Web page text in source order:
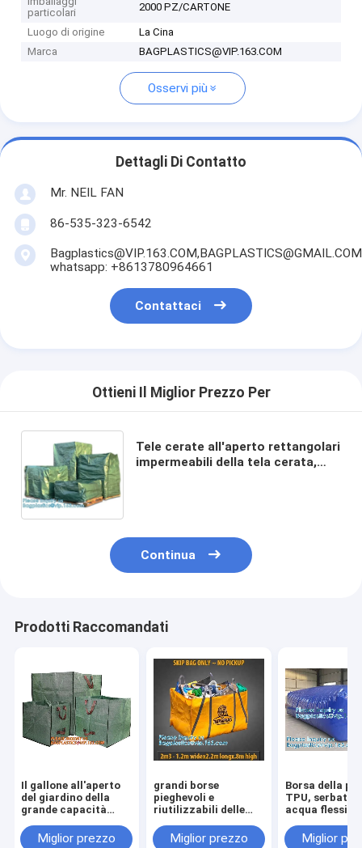
particolari
2000 PZ/CARTONE
Luogo di origine
La Cina
Marca
BAGPLASTICS@VIP.163.COM
Osservi più
Dettagli Di Contatto
Mr. NEIL FAN
86-535-323-6542
Bagplastics@VIP.163.COM,BAGPLASTICS@GMAIL.COM
whatsapp: +8613780964661
Contattaci
Ottieni Il Miglior Prezzo Per
Tele cerate all'aperto rettangolari
impermeabili della tela cerata,
Continua
Prodotti Raccomandati
Il gallone all'aperto
del giardino della
grande capacità
borse residue
Miglior prezzo
grandi borse
pieghevoli e
riutilizzabili delle
borsa del bidone
Miglior prezzo
Borsa della
TPU,
acqua
cuscino del
Miglior